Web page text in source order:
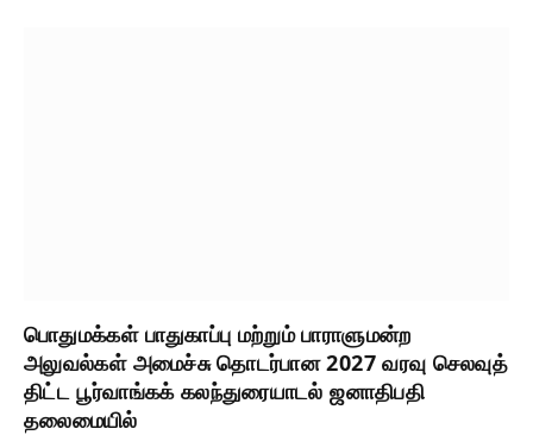
பொதுமக்கள் பாதுகாப்பு மற்றும் பாராளுமன்ற
அலுவல்கள் அமைச்சு தொடர்பான 2027 வரவு செலவுத்
திட்ட பூர்வாங்கக் கலந்துரையாடல் ஜனாதிபதி
தலைமையில்